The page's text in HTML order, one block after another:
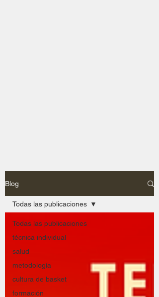
Blog
Todas las publicaciones
técnica individual
salud
metodología
cultura de basket
formación
Todas las publicaciones